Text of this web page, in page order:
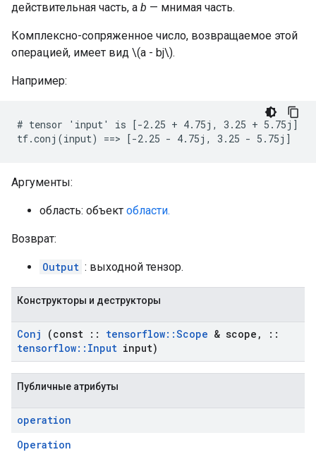
действительная часть, а b — мнимая часть.
Комплексно-сопряженное число, возвращаемое этой
операцией, имеет вид \(a - bj\).
Например:
# tensor 'input' is [-2.25 + 4.75j, 3.25 + 5.75j]
tf.conj(input) ==> [-2.25 - 4.75j, 3.25 - 5.75j]
Аргументы:
область: объект области.
Возврат:
Output : выходной тензор.
Конструкторы и деструкторы
Conj (const :: tensorflow::Scope & scope ,
::
tensorflow:: Input input)
Публичные атрибуты
operation
Operation